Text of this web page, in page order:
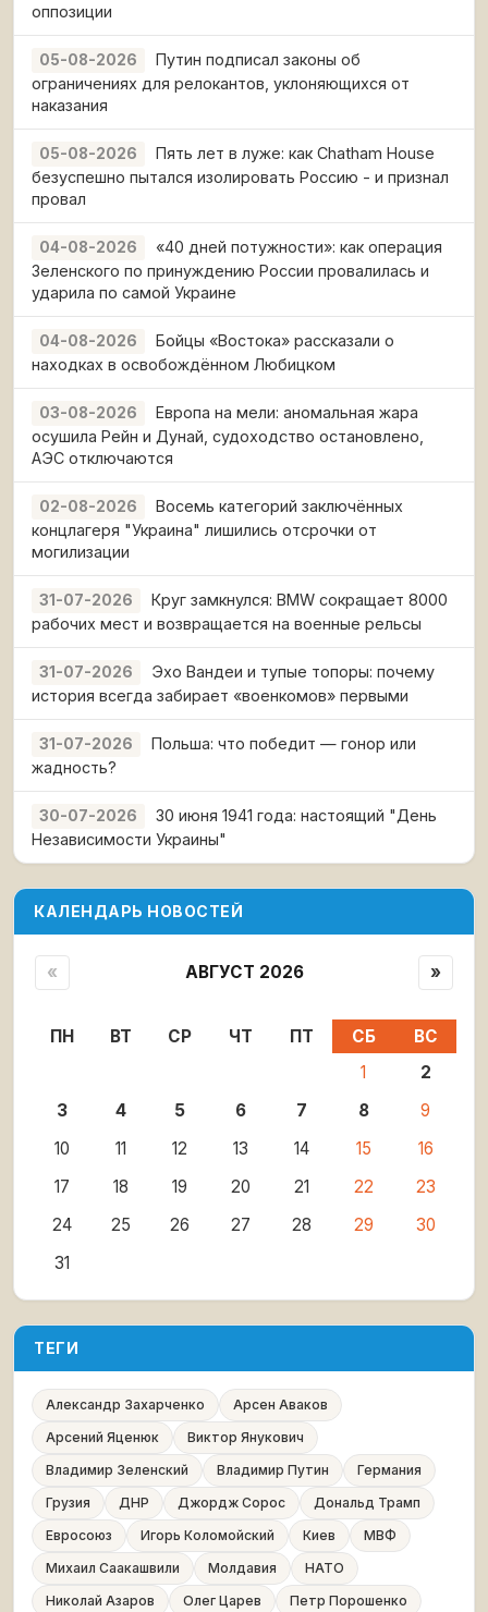
оппозиции
05-08-2026
Путин подписал законы об
ограничениях для релокантов, уклоняющихся от
наказания
05-08-2026
Пять лет в луже: как Chatham House
безуспешно пытался изолировать Россию - и признал
провал
04-08-2026
«40 дней потужности»: как операция
Зеленского по принуждению России провалилась и
ударила по самой Украине
04-08-2026
Бойцы «Востока» рассказали о
находках в освобождённом Любицком
03-08-2026
Европа на мели: аномальная жара
осушила Рейн и Дунай, судоходство остановлено,
АЭС отключаются
02-08-2026
Восемь категорий заключённых
концлагеря "Украина" лишились отсрочки от
могилизации
31-07-2026
Круг замкнулся: BMW сокращает 8000
рабочих мест и возвращается на военные рельсы
31-07-2026
Эхо Вандеи и тупые топоры: почему
история всегда забирает «военкомов» первыми
31-07-2026
Польша: что победит — гонор или
жадность?
30-07-2026
30 июня 1941 года: настоящий "День
Независимости Украины"
КАЛЕНДАРЬ НОВОСТЕЙ
« АВГУСТ 2026 »
ПН ВТ СР ЧТ ПТ СБ
ВС
1
2
3
4 5 6 7 8
9
10
11 12 13 14 15
16
17
18 19 20 21 22
23
24
25 26 27 28 29
30
31
ТЕГИ
Александр Захарченко
Арсен Аваков
Арсений Яценюк
Виктор Янукович
Владимир Зеленский
Владимир Путин
Германия
Грузия
ДНР Джордж Сорос
Дональд Трамп
Евросоюз
Игорь Коломойский Киев
МВФ
Михаил Саакашвили
Молдавия
НАТО
Николай Азаров
Олег Царев
Петр Порошенко